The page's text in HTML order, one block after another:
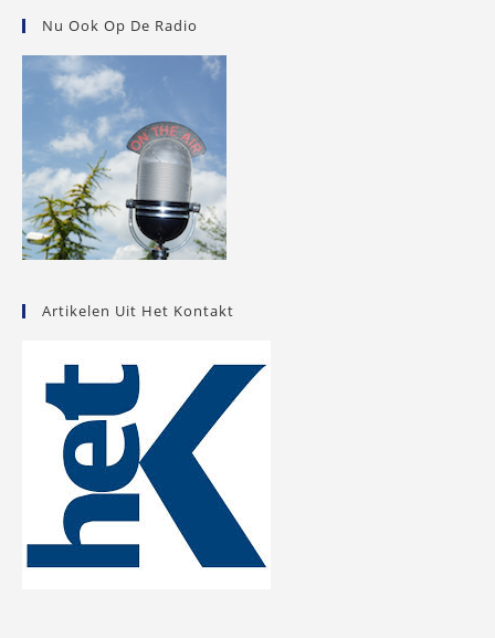
Nu Ook Op De Radio
Artikelen Uit Het Kontakt